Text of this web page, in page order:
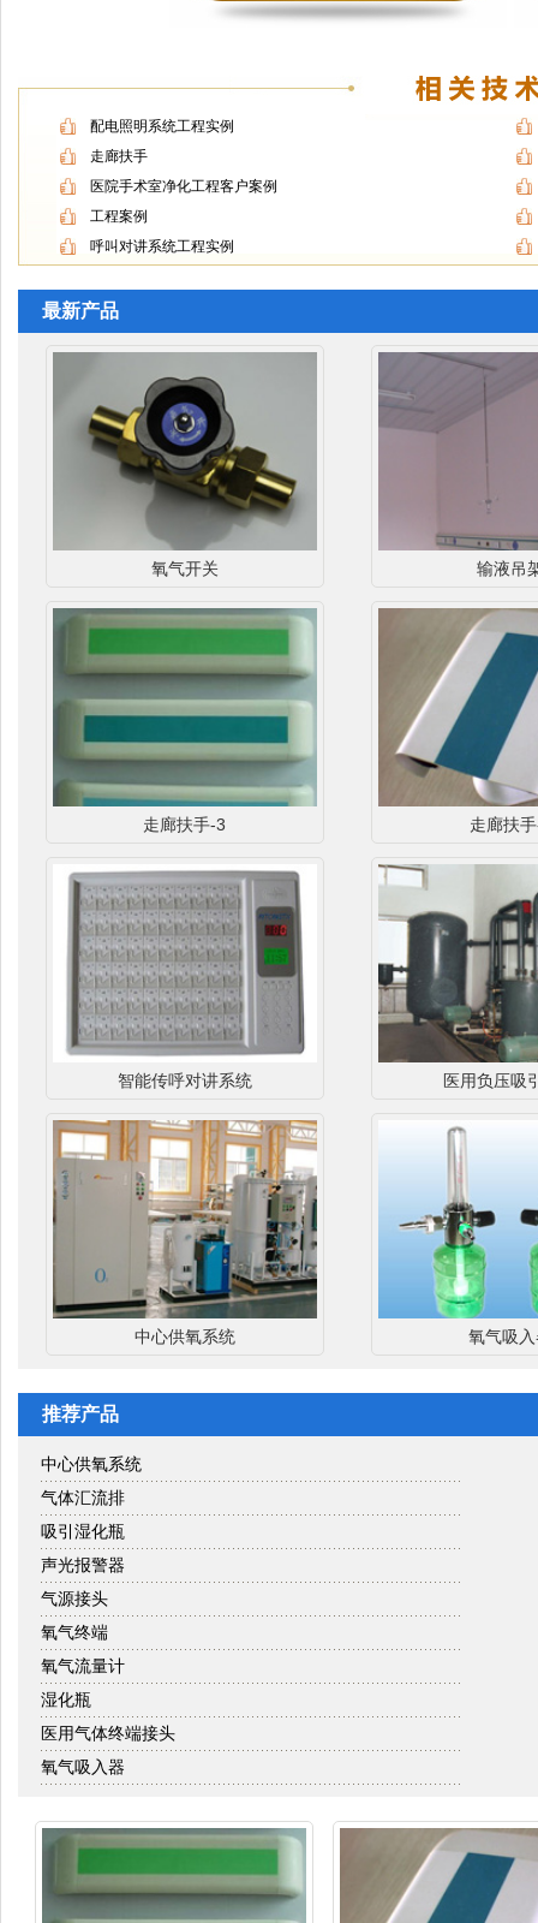
配电照明系统工程实例
走廊扶手
医院手术室净化工程客户案例
工程案例
呼叫对讲系统工程实例
最新产品
氧气开关 输液吊
走廊扶手-3 走廊扶
智能传呼对讲系统 医用负压吸
中心供氧系统 氧气吸
推荐产品
中心供氧系统
气体汇流排
吸引湿化瓶
声光报警器
气源接头
氧气终端
氧气流量计
湿化瓶
医用气体终端接头
氧气吸入器